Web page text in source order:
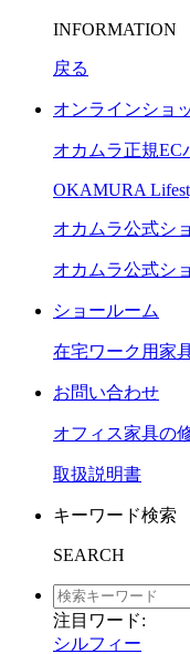
INFORMATION
戻る
オンラインショ
オカムラ正規EC
OKAMURA
オカムラ公式シ
オカムラ公式シ
ショールーム
在宅ワーク用家
お問い合わせ
オフィス家具の
取扱説明書
キーワード検索
SEARCH
注目ワード:
シルフィー